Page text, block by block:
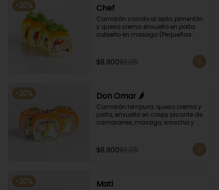
-20% Chef
Camarón cocido al ajillo, pimentón
y queso crema envuelto en palta
cubierto en masago (Pequeñas
$8.900$11.125
-20% Don Omar 🌶️
Camarón tempura, queso crema y
palta, envuelto en crispy picante de
camarones, masago, sriracha y
$8.900$11.125
-20% Mati